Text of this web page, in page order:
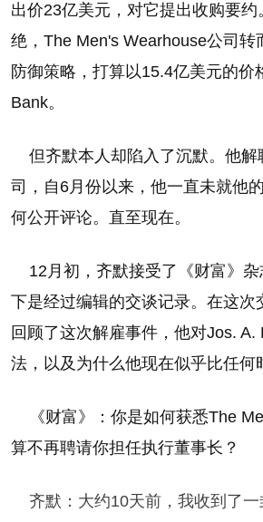
出价23亿美元，对它提出收购要
绝，The Men's Wearhouse公司转
防御策略，打算以15.4亿美元的价
Bank。
但齐默本人却陷入了沉默。他解
司，自6月份以来，他一直未就他
何公开评论。直至现在。
12月初，齐默接受了《财富》杂
下是经过编辑的交谈记录。在这次
回顾了这次解雇事件，他对Jos.
法，以及为什么他现在似乎比任何
《财富》：你是如何获悉The
算不再聘请你担任执行董事长？
齐默：大约10天前，我收到了一